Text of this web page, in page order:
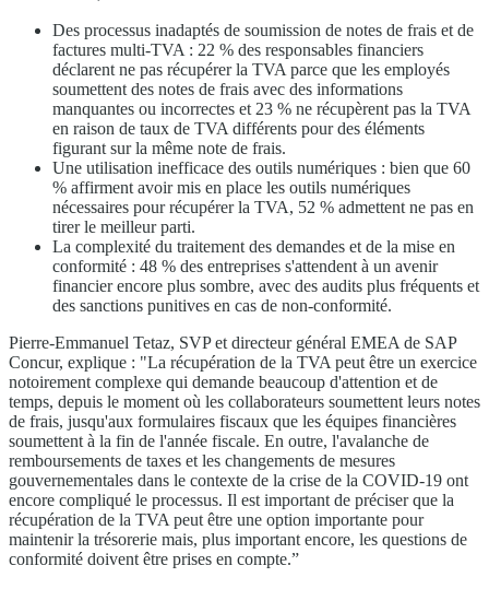
Des processus inadaptés de soumission de notes de frais et de
factures multi-TVA : 22 % des responsables financiers
déclarent ne pas récupérer la TVA parce que les employés
soumettent des notes de frais avec des informations
manquantes ou incorrectes et 23 % ne récupèrent pas la TVA
en raison de taux de TVA différents pour des éléments
figurant sur la même note de frais.
Une utilisation inefficace des outils numériques : bien que 60
% affirment avoir mis en place les outils numériques
nécessaires pour récupérer la TVA, 52 % admettent ne pas en
tirer le meilleur parti.
La complexité du traitement des demandes et de la mise en
conformité : 48 % des entreprises s'attendent à un avenir
financier encore plus sombre, avec des audits plus fréquents et
des sanctions punitives en cas de non-conformité.
Pierre-Emmanuel Tetaz, SVP et directeur général EMEA de SAP
Concur, explique : "La récupération de la TVA peut être un exercice
notoirement complexe qui demande beaucoup d'attention et de
temps, depuis le moment où les collaborateurs soumettent leurs notes
de frais, jusqu'aux formulaires fiscaux que les équipes financières
soumettent à la fin de l'année fiscale. En outre, l'avalanche de
remboursements de taxes et les changements de mesures
gouvernementales dans le contexte de la crise de la COVID-19 ont
encore compliqué le processus. Il est important de préciser que la
récupération de la TVA peut être une option importante pour
maintenir la trésorerie mais, plus important encore, les questions de
conformité doivent être prises en compte.”